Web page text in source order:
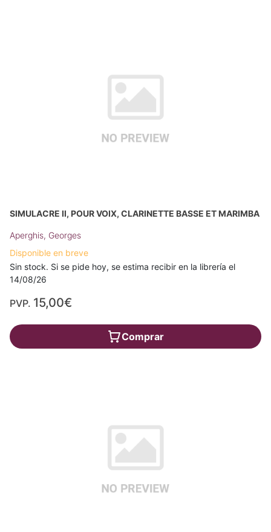
SIMULACRE II, POUR VOIX, CLARINETTE BASSE ET MARIMBA
Aperghis, Georges
Disponible en breve
Sin stock. Si se pide hoy, se estima recibir en la librería el
14/08/26
PVP. 15,00€
Comprar